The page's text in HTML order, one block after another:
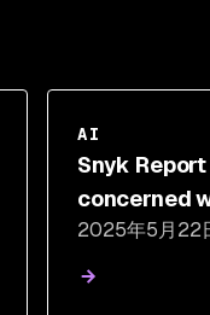
AI
Snyk
concerned
cyber
2025年5月22